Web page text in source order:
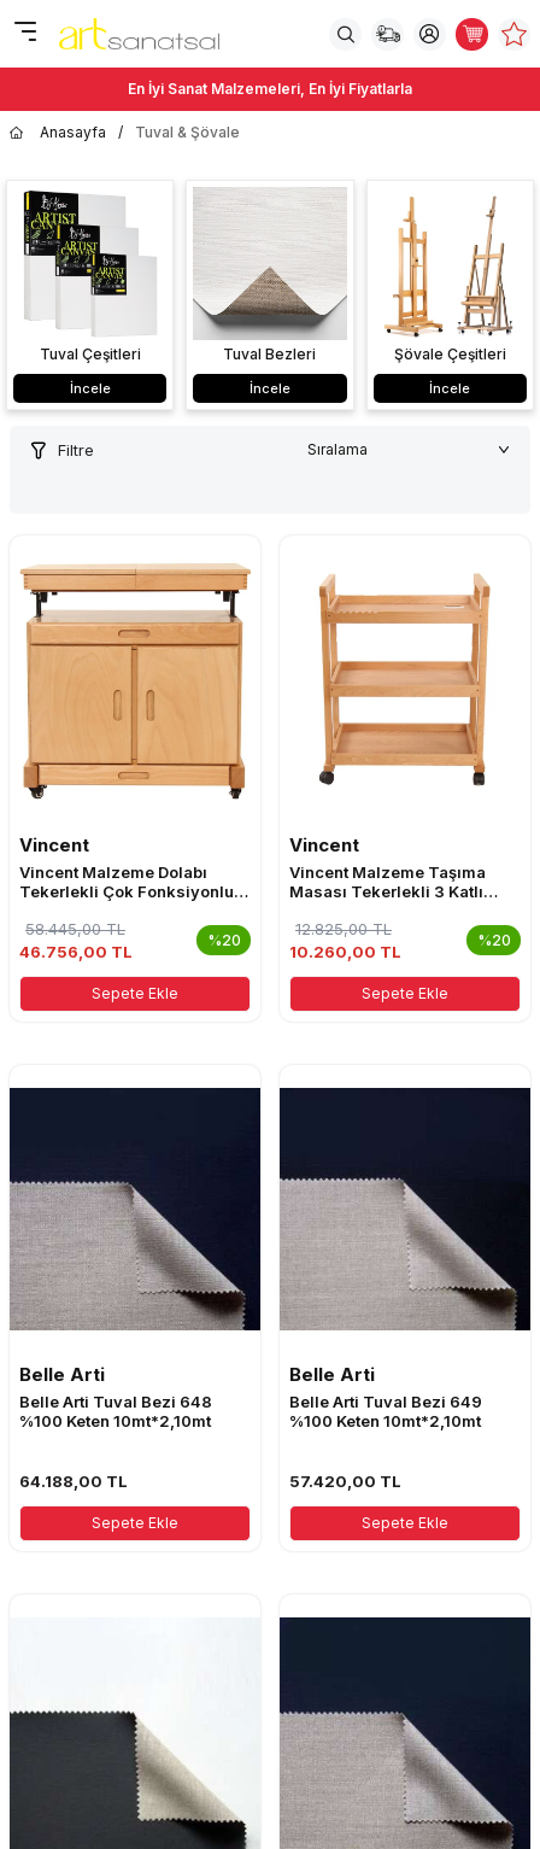
En İyi Sanat Malzemeleri, En İyi Fiyatlarla
Anasayfa / Tuval & Şövale
Tuval Çeşitleri
İncele
Tuval Bezleri
İncele
Şövale Çeşitleri
İncele
Filtre
Vincent
Vincent Malzeme Dolabı
Tekerlekli Çok Fonksiyonlu
46.756,00 TL
58.445,00TL
%20
Sepete Ekle
Vincent
Vincent Malzeme Taşıma
Masası Tekerlekli 3 Katlı
10.260,00 TL
12.825,00TL
%20
Sepete Ekle
Belle Arti
Belle Arti Tuval Bezi 648
%100 Keten 10mt*2,10mt
64.188,00 TL
Sepete Ekle
Belle Arti
Belle Arti Tuval Bezi 649
%100 Keten 10mt*2,10mt
57.420,00 TL
Sepete Ekle